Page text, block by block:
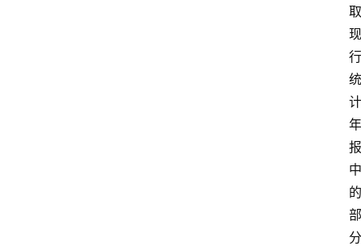
取
现
行
统
计
年
报
中
的
部
分